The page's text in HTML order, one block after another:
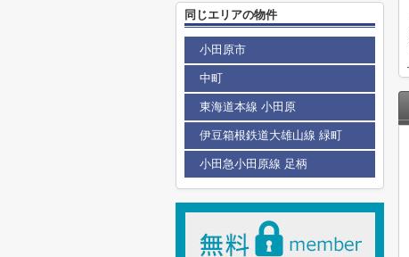
同じエリアの物件
小田原市
中町
東海道本線 小田原
伊豆箱根鉄道大雄山線 緑町
小田急小田原線 足柄